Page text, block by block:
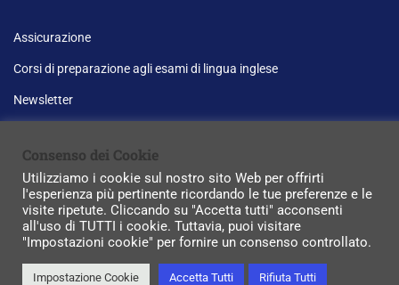
Assicurazione
Corsi di preparazione agli esami di lingua inglese
Newsletter
P.IVA: 03576190924. Realizzazione:Micro srl
Privacy Informativa sui cookie Sitemap
Consenso dei Cookie
Utilizziamo i cookie sul nostro sito Web per offrirti
l'esperienza più pertinente ricordando le tue preferenze e le
visite ripetute. Cliccando su "Accetta tutti" acconsenti
all'uso di TUTTI i cookie. Tuttavia, puoi visitare
"Impostazioni cookie" per fornire un consenso controllato.
Impostazione Cookie Accetta Tutti Rifiuta Tutti